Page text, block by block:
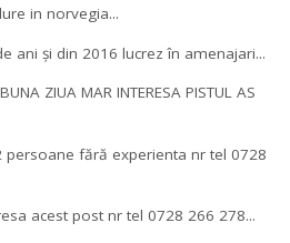
in norvegia...
ani și din 2016 lucrez în amenajari...
BUNA ZIUA MAR INTERESA PISTUL AS
persoane fără experienta nr tel 0728
acest post nr tel 0728 266 278...